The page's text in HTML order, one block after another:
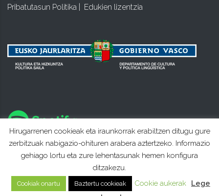
Pribatutasun Politika
Edukien lizentzia
Hirugarrenen cookieak eta iraunkorrak erabiltzen ditugu gure
zerbitzuak nabigazio-ohituren arabera aztertzeko. Informazio
gehiago lortu eta zure lehentasunak hemen konfigura
ditzakezu.
Cookiak onartu Baztertu cookieak Cookie aukerak
Lege